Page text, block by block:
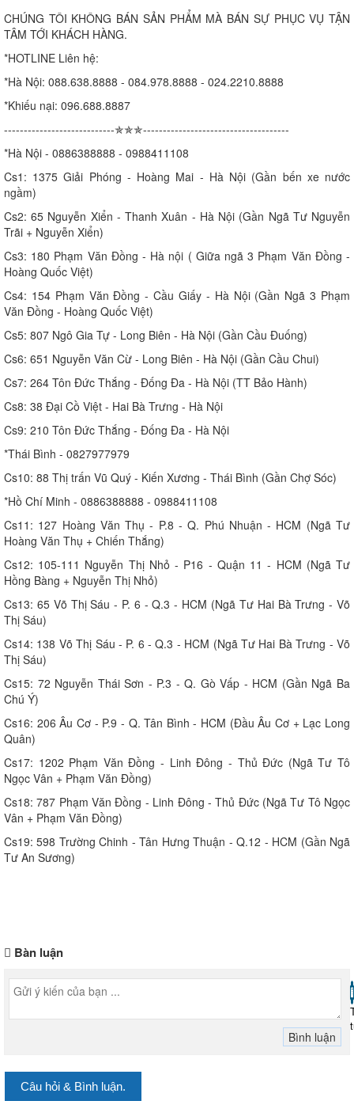
CHÚNG TÔI KHÔNG BÁN SẢN PHẨM MÀ BÁN SỰ PHỤC VỤ TẬN
TÂM TỚI KHÁCH HÀNG.
*HOTLINE Liên hệ:
*Hà Nội: 088.638.8888 - 084.978.8888 - 024.2210.8888
*Khiếu nại: 096.688.8887
----------------------------✯✯✯-------------------------------------
*Hà Nội - 0886388888 - 0988411108
Cs1: 1375 Giải Phóng - Hoàng Mai - Hà Nội (Gần bến xe nước
ngầm)
Cs2: 65 Nguyễn Xiển - Thanh Xuân - Hà Nội (Gần Ngã Tư Nguyễn
Trãi + Nguyễn Xiển)
Cs3: 180 Phạm Văn Đồng - Hà nội ( Giữa ngã 3 Phạm Văn Đồng -
Hoàng Quốc Việt)
Cs4: 154 Phạm Văn Đồng - Cầu Giấy - Hà Nội (Gần Ngã 3 Phạm
Văn Đồng - Hoàng Quốc Việt)
Cs5: 807 Ngô Gia Tự - Long Biên - Hà Nội (Gần Cầu Đuống)
Cs6: 651 Nguyễn Văn Cừ - Long Biên - Hà Nội (Gần Cầu Chui)
Cs7: 264 Tôn Đức Thắng - Đống Đa - Hà Nội (TT Bảo Hành)
Cs8: 38 Đại Cồ Việt - Hai Bà Trưng - Hà Nội
Cs9: 210 Tôn Đức Thắng - Đống Đa - Hà Nội
*Thái Bình - 0827977979
Cs10: 88 Thị trấn Vũ Quý - Kiến Xương - Thái Bình (Gần Chợ Sóc)
*Hồ Chí Minh - 0886388888 - 0988411108
Cs11: 127 Hoàng Văn Thụ - P.8 - Q. Phú Nhuận - HCM (Ngã Tư
Hoàng Văn Thụ + Chiến Thắng)
Cs12: 105-111 Nguyễn Thị Nhỏ - P16 - Quận 11 - HCM (Ngã Tư
Hồng Bàng + Nguyễn Thị Nhỏ)
Cs13: 65 Võ Thị Sáu - P. 6 - Q.3 - HCM (Ngã Tư Hai Bà Trưng - Võ
Thị Sáu)
Cs14: 138 Võ Thị Sáu - P. 6 - Q.3 - HCM (Ngã Tư Hai Bà Trưng - Võ
Thị Sáu)
Cs15: 72 Nguyễn Thái Sơn - P.3 - Q. Gò Vấp - HCM (Gần Ngã Ba
Chú Ý)
Cs16: 206 Âu Cơ - P.9 - Q. Tân Bình - HCM (Đầu Âu Cơ + Lạc Long
Quân)
Cs17: 1202 Phạm Văn Đồng - Linh Đông - Thủ Đức (Ngã Tư Tô
Ngọc Vân + Phạm Văn Đồng)
Cs18: 787 Phạm Văn Đồng - Linh Đông - Thủ Đức (Ngã Tư Tô Ngọc
Vân + Phạm Văn Đồng)
Cs19: 598 Trường Chinh - Tân Hưng Thuận - Q.12 - HCM (Gần Ngã
Tư An Sương)
Bàn luận
Câu hỏi & Bình luận.